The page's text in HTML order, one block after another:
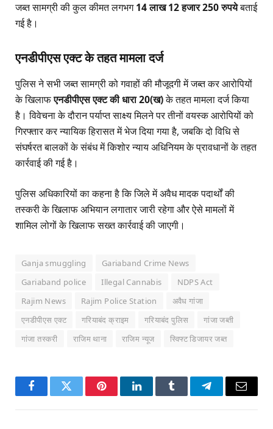
जब्त सामग्री की कुल कीमत लगभग14 लाख 12 हजार 250 रुपयेबताई
गई है।
एनडीपीएस एक्ट के तहत मामला दर्ज
पुलिस ने सभी जब्त सामग्री को गवाहों की मौजूदगी में जब्त कर आरोपियों
के खिलाफएनडीपीएस एक्ट की धारा 20(ख)के तहत मामला दर्ज किया
है। विवेचना के दौरान पर्याप्त साक्ष्य मिलने पर तीनों वयस्क आरोपियों को
गिरफ्तार कर न्यायिक हिरासत में भेज दिया गया है, जबकि दो विधि से
संघर्षरत बालकों के संबंध में किशोर न्याय अधिनियम के प्रावधानों के तहत
कार्रवाई की गई है।
पुलिस अधिकारियों का कहना है कि जिले में अवैध मादक पदार्थों की
तस्करी के खिलाफ अभियान लगातार जारी रहेगा और ऐसे मामलों में
शामिल लोगों के खिलाफ सख्त कार्रवाई की जाएगी।
Ganja smuggling
Gariaband Crime News
Gariaband police
Illegal Cannabis
NDPS Act
Rajim News
Rajim Police Station
अवैध गांजा
एनडीपीएस एक्ट
गरियाबंद क्राइम गरियाबंद पुलिस
गांजा जब्ती
गांजा तस्करी
राजिम थाना राजिम न्यूज स्विफ्ट डिजायर जब्त
FacebookTwitter PinterestLinkedInTumblr TelegramEmail